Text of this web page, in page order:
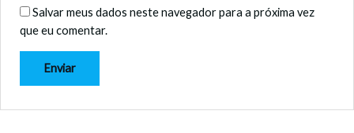
Salvar meus dados neste navegador para a próxima vez
que eu comentar.